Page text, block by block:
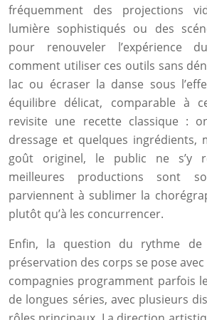
fréquemment des projections
lumière sophistiqués ou des
pour renouveler l’expérience
comment utiliser ces outils sans
lac ou écraser la danse sous
équilibre délicat, comparable à
revisite une recette classique :
dressage et quelques ingrédients,
goût originel, le public ne s’y
meilleures productions sont
parviennent à sublimer la
plutôt qu’à les concurrencer.
Enfin, la question du rythme
préservation des corps se pose
compagnies programment parfois le
de longues séries, avec plusieurs